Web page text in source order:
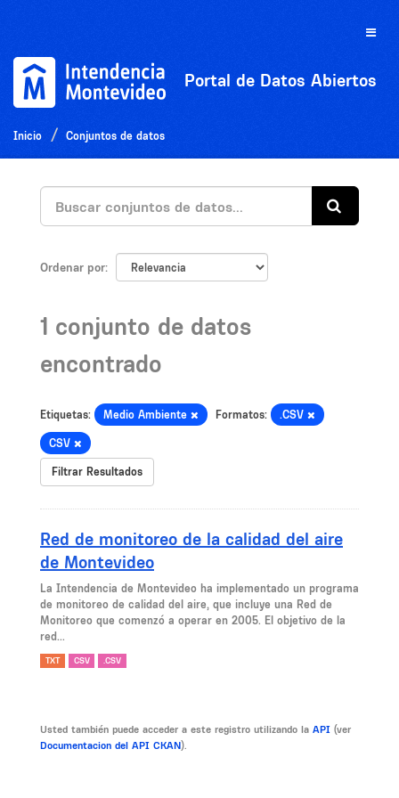
Toggle
Portal de Datos Abiertos
Inicio Conjuntos de datos
Ordenar por
1 conjunto de datos
encontrado
Etiquetas: Medio Ambiente Formatos: .CSV
CSV
Filtrar Resultados
Red de monitoreo de la calidad del aire
de Montevideo
La Intendencia de Montevideo ha implementado un programa
de monitoreo de calidad del aire, que incluye una Red de
Monitoreo que comenzó a operar en 2005. El objetivo de la
red...
TXT CSV .CSV
Usted también puede acceder a este registro utilizando la API (ver
Documentacion del API CKAN).